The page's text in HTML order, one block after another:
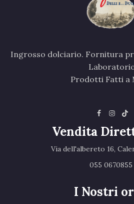
Ingrosso dolciario. Fornitura
Prodotti Fatti a
Vendita
Via dell'albereto 16,
055 0670855 ‎
I Nostri